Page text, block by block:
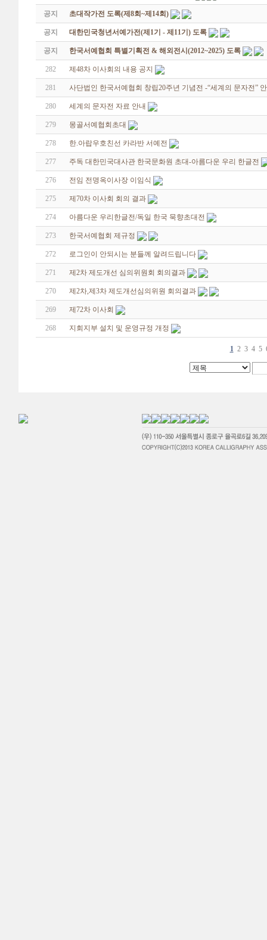
공지 초대작가전 도록(제8회~제14회)
공지 대한민국청년서예가전(제1기 - 제11기) 도록
공지 한국서예협회 특별기획전 & 해외전시(2012~2025) 도록
282 제48차 이사회의 내용 공지
281 사단법인 한국서예협회 창립20주년 기념전 -“세계의 문자전”
280 세계의 문자전 자료 안내
279 몽골서예협회초대
278 한.아랍우호친선 카라반 서예전
277 주독 대한민국대사관 한국문화원 초대-아름다운 우리 한글전
276 전임 전명옥이사장 이임식
275 제70차 이사회 회의 결과
274 아름다운 우리한글전/독일 한국 묵향초대전
273 한국서예협회 제규정
272 로그인이 안되시는 분들께 알려드립니다
271 제2차 제도개선 심의위원회 회의결과
270 제2차,제3차 제도개선심의위원 회의결과
269 제72차 이사회
268 지회지부 설치 및 운영규정 개정
1 2 3 4 5